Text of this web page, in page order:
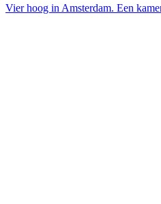
Vier hoog in Amsterdam. Een